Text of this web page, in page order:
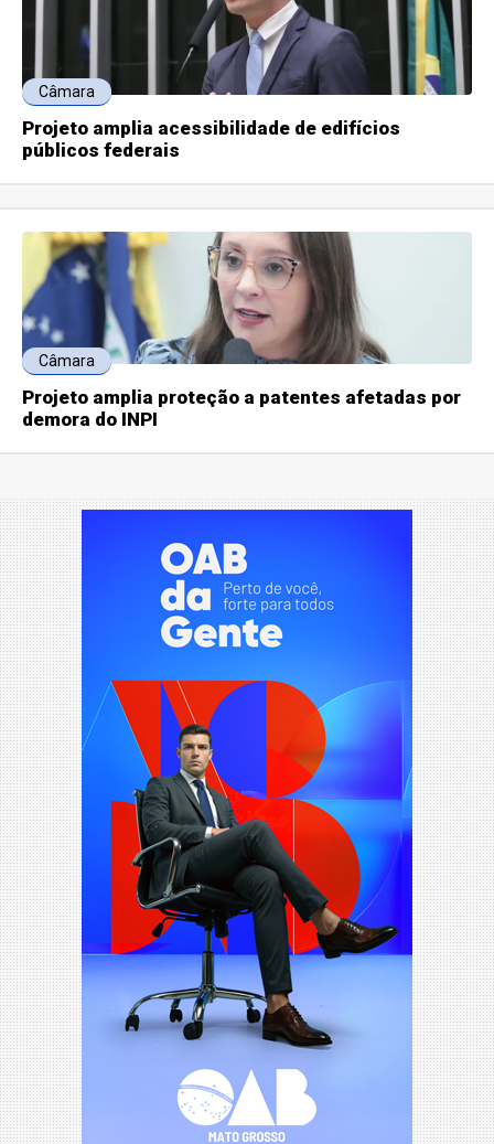
Câmara
Projeto amplia acessibilidade de edifícios
públicos federais
Câmara
Projeto amplia proteção a patentes afetadas por
demora do INPI